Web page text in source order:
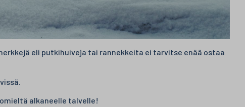
eli putkihuiveja tai rannekkeita ei tarvitse enää ostaa
alkaneelle talvelle!